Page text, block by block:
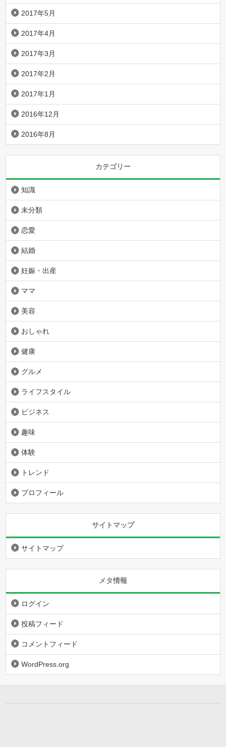
2017年5月
2017年4月
2017年3月
2017年2月
2017年1月
2016年12月
2016年8月
カテゴリー
知識
未分類
恋愛
結婚
妊娠・出産
ママ
美容
おしゃれ
健康
グルメ
ライフスタイル
ビジネス
趣味
体験
トレンド
プロフィール
サイトマップ
サイトマップ
メタ情報
ログイン
投稿フィード
コメントフィード
WordPress.org